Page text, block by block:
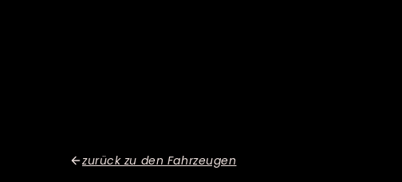
zurück zu den Fahrzeugen